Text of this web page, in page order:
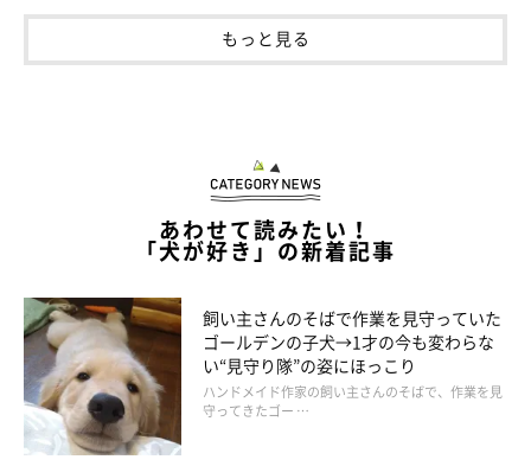
もっと見る
あわせて読みたい！
「犬が好き」の新着記事
飼い主さんのそばで作業を見守っていた
ゴールデンの子犬→1才の今も変わらな
い“見守り隊”の姿にほっこり
ハンドメイド作家の飼い主さんのそばで、作業を見
守ってきたゴー …